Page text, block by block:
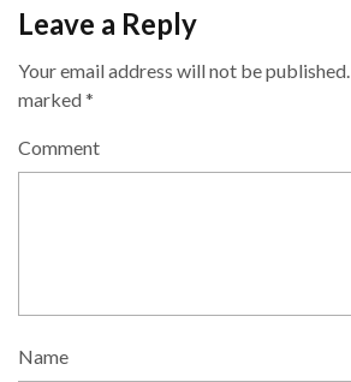
Leave a Reply
Your email address will not be published.
marked*
Comment
Name